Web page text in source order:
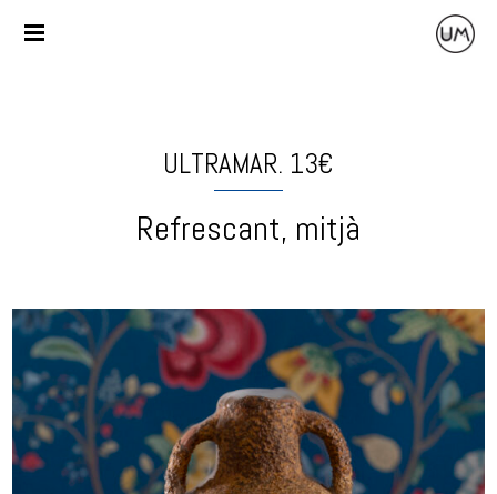
ULTRAMAR. 13€
Refrescant, mitjà